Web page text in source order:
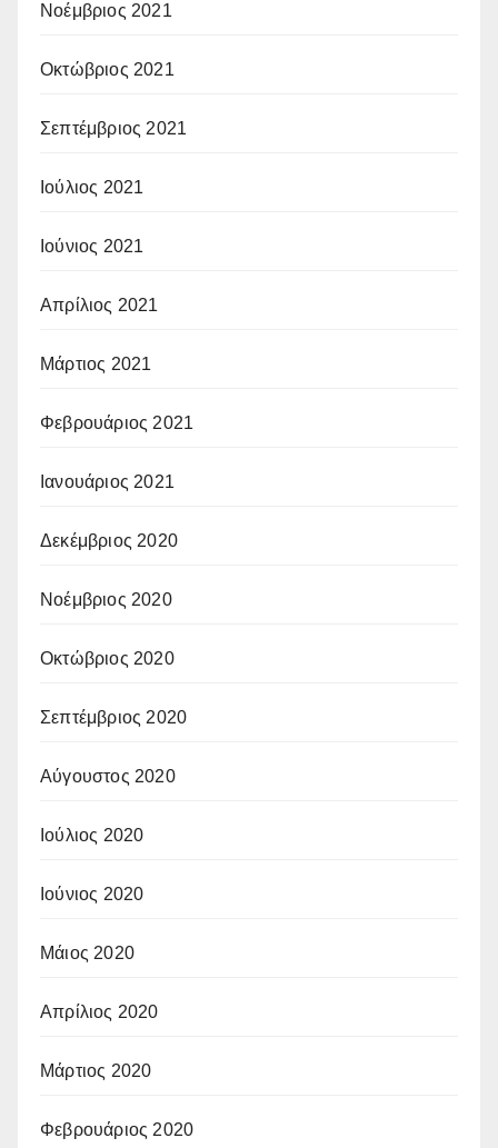
Νοέμβριος 2021
Οκτώβριος 2021
Σεπτέμβριος 2021
Ιούλιος 2021
Ιούνιος 2021
Απρίλιος 2021
Μάρτιος 2021
Φεβρουάριος 2021
Ιανουάριος 2021
Δεκέμβριος 2020
Νοέμβριος 2020
Οκτώβριος 2020
Σεπτέμβριος 2020
Αύγουστος 2020
Ιούλιος 2020
Ιούνιος 2020
Μάιος 2020
Απρίλιος 2020
Μάρτιος 2020
Φεβρουάριος 2020